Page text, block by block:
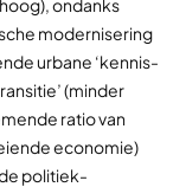
modernisering
urbane ‘kennis-
(minder
ratio van
economie)
politiek-